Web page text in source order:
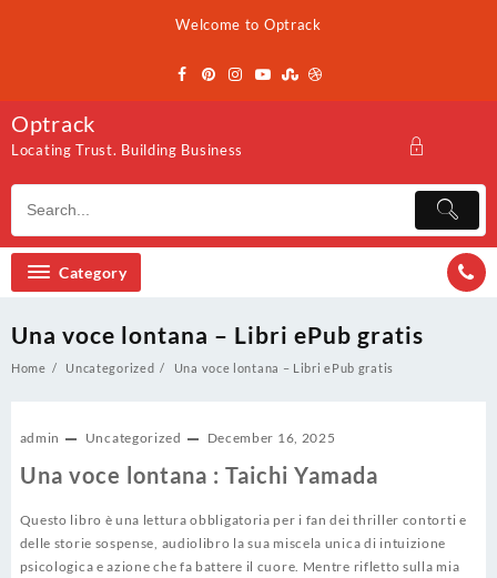
Welcome to Optrack
Optrack
Locating Trust. Building Business
Category
Una voce lontana – Libri ePub gratis
Home Uncategorized Una voce lontana – Libri ePub gratis
admin Uncategorized December 16, 2025
Una voce lontana : Taichi Yamada
Questo libro è una lettura obbligatoria per i fan dei thriller contorti e
delle storie sospense, audiolibro la sua miscela unica di intuizione
psicologica e azione che fa battere il cuore. Mentre rifletto sulla mia